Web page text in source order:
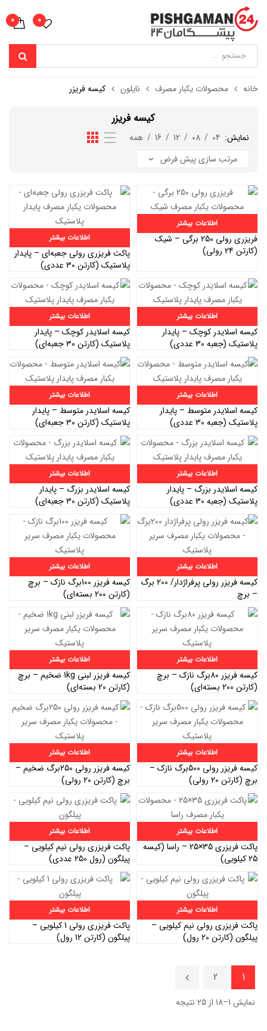
0
0
خانه محصولات یکبار مصرف نایلون کیسه فریزر
کیسه فریزر
نمایش: 04
/
08
/
12
/
16
/ همه
اطلاعات بیشتر
فریزری رولی 250 برگی – شیک
(کارتن 24 رولی)
اطلاعات بیشتر
پاکت فریزری رولی جعبه‌ای – پایدار
پلاستیک (کارتن 30 عددی)
اطلاعات بیشتر
کیسه اسلایدر کوچک – پایدار
پلاستیک (جعبه‌ 30 عددی)
اطلاعات بیشتر
کیسه اسلایدر کوچک – پایدار
پلاستیک (کارتن 30 جعبه‌ای)
اطلاعات بیشتر
کیسه اسلایدر متوسط – پایدار
پلاستیک (جعبه‌ 30 عددی)
اطلاعات بیشتر
کیسه اسلایدر متوسط – پایدار
پلاستیک (کارتن 30 جعبه‌ای)
اطلاعات بیشتر
کیسه اسلایدر بزرگ – پایدار
پلاستیک (جعبه‌ 30 عددی)
اطلاعات بیشتر
کیسه اسلایدر بزرگ – پایدار
پلاستیک (کارتن 30 جعبه‌ای)
اطلاعات بیشتر
کیسه فریزر رولی پرفراژدار/ 200 برگ
– برچ
اطلاعات بیشتر
کیسه فریزر 100برگ نازک – برچ
(کارتن 200 بسته‌ای)
اطلاعات بیشتر
کیسه فریزر 80برگ نازک – برچ
(کارتن 200 بسته‌ای)
اطلاعات بیشتر
کیسه فریزر لبنی 1kg ضخیم – برچ
(کارتن 20 بسته‌ای)
اطلاعات بیشتر
کیسه فریزر رولی 500برگ نازک –
برچ (کارتن 20 رولی)
اطلاعات بیشتر
کیسه فریزر رولی 250برگ ضخیم –
برچ (کارتن 20 رولی)
اطلاعات بیشتر
پاکت فریزری 35×25 – راسا (کیسه
25 کیلویی)
اطلاعات بیشتر
پاکت فریزری رولی نیم کیلویی –
پیلگون (رول 250 عددی)
اطلاعات بیشتر
پاکت فریزری رولی نیم کیلویی –
پیلگون (کارتن 20 رول)
اطلاعات بیشتر
پاکت فریزری رولی 1 کیلویی –
پیلگون (کارتن 12 رول)
1
2
نمایش 1–18 از 25 نتیجه